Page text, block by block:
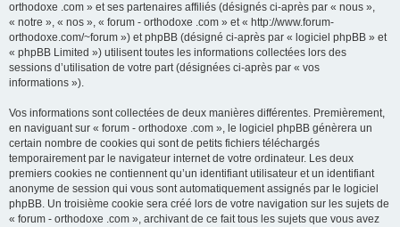
orthodoxe .com » et ses partenaires affiliés (désignés ci-après par « nous »,
« notre », « nos », « forum - orthodoxe .com » et « http://www.forum-
orthodoxe.com/~forum ») et phpBB (désigné ci-après par « logiciel phpBB » et
« phpBB Limited ») utilisent toutes les informations collectées lors des
sessions d’utilisation de votre part (désignées ci-après par « vos
informations »).
Vos informations sont collectées de deux manières différentes. Premièrement,
en naviguant sur « forum - orthodoxe .com », le logiciel phpBB génèrera un
certain nombre de cookies qui sont de petits fichiers téléchargés
temporairement par le navigateur internet de votre ordinateur. Les deux
premiers cookies ne contiennent qu’un identifiant utilisateur et un identifiant
anonyme de session qui vous sont automatiquement assignés par le logiciel
phpBB. Un troisième cookie sera créé lors de votre navigation sur les sujets de
« forum - orthodoxe .com », archivant de ce fait tous les sujets que vous avez